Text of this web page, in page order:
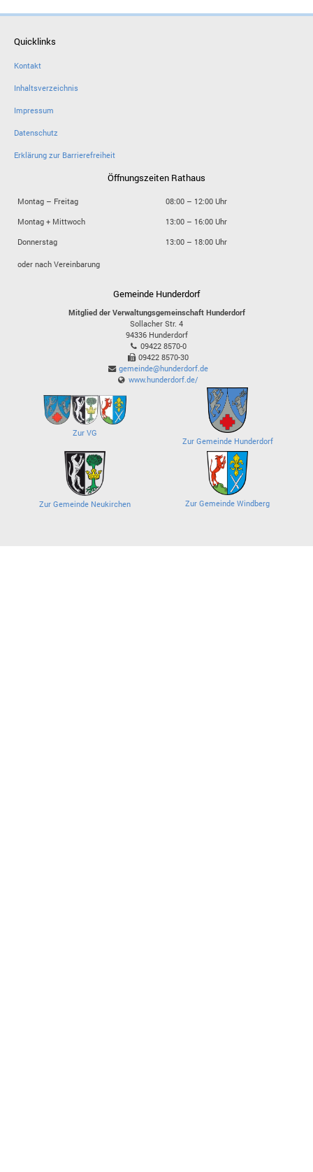
Quicklinks
Kontakt
Inhaltsverzeichnis
Impressum
Datenschutz
Erklärung zur Barrierefreiheit
Öffnungszeiten Rathaus
Montag – Freitag
08:00 – 12:00 Uhr
Montag + Mittwoch
13:00 – 16:00 Uhr
Donnerstag
13:00 – 18:00 Uhr
oder nach Vereinbarung
Gemeinde Hunderdorf
Mitglied der Verwaltungsgemeinschaft Hunderdorf
Sollacher Str. 4
94336 Hunderdorf
09422 8570-0
09422 8570-30
gemeinde@hunderdorf.de
www.hunderdorf.de/
Zur VG
Zur Gemeinde Hunderdorf
Zur Gemeinde Neukirchen Zur Gemeinde Windberg